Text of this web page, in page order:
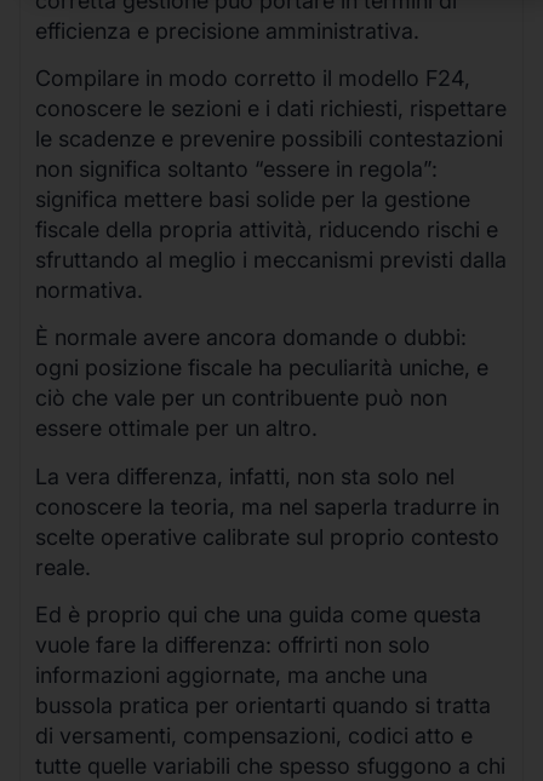
efficienza e precisione amministrativa.
Compilare in modo corretto il modello F24,
conoscere le sezioni e i dati richiesti, rispettare
le scadenze e prevenire possibili contestazioni
non significa soltanto “essere in regola”:
significa mettere basi solide per la gestione
fiscale della propria attività, riducendo rischi e
sfruttando al meglio i meccanismi previsti dalla
normativa.
È normale avere ancora domande o dubbi:
ogni posizione fiscale ha peculiarità uniche, e
ciò che vale per un contribuente può non
essere ottimale per un altro.
La vera differenza, infatti, non sta solo nel
conoscere la teoria, ma nel saperla tradurre in
scelte operative calibrate sul proprio contesto
reale.
Ed è proprio qui che una guida come questa
vuole fare la differenza: offrirti non solo
informazioni aggiornate, ma anche una
bussola pratica per orientarti quando si tratta
di versamenti, compensazioni, codici atto e
tutte quelle variabili che spesso sfuggono a chi